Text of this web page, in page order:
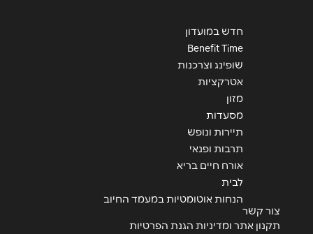
חדש במועדון
Benefit Time
שופינג וצרכנות
אטרקציות
מזון
מסעדות
תיירות ונופש
תרבות ופנאי
אורח חיים בריא
לבית
הנחות אוטומטיות במעמד החיוב
צור קשר
תקנון אתר ומדיניות הגנת הפרטיות